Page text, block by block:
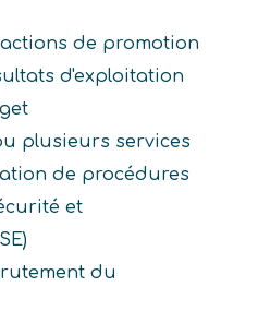
de promotion
d'exploitation
plusieurs services
de procédures
et
du